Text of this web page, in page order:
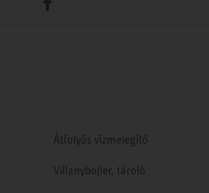
Átfolyós vízmelegítő
Villanybojler, tároló